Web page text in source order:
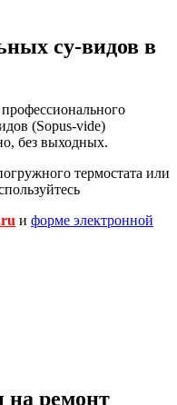
су-видов в
(Sopus-vide)
без выходных.
термостата или
и форме электронной
на ремонт